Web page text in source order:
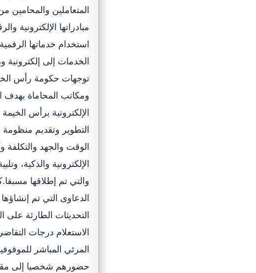
المتعاملين
مبادراتها الإلكترونية
استخدام خدماتها
الخدمات إلى
توجهات حكومة رأس
ومكاتب المحاماة بهدف
الإلكترونية برأس
التطوير وتقديم منظومة
الوقت والجهد
الإلكترونية والذكية،
والتي تم إطلاقها
الدعاوى التي تم
التحديثات الطارئة
الاستعلام درجات
المرئي المباشر
حضورهم شخصيا إلى مقر